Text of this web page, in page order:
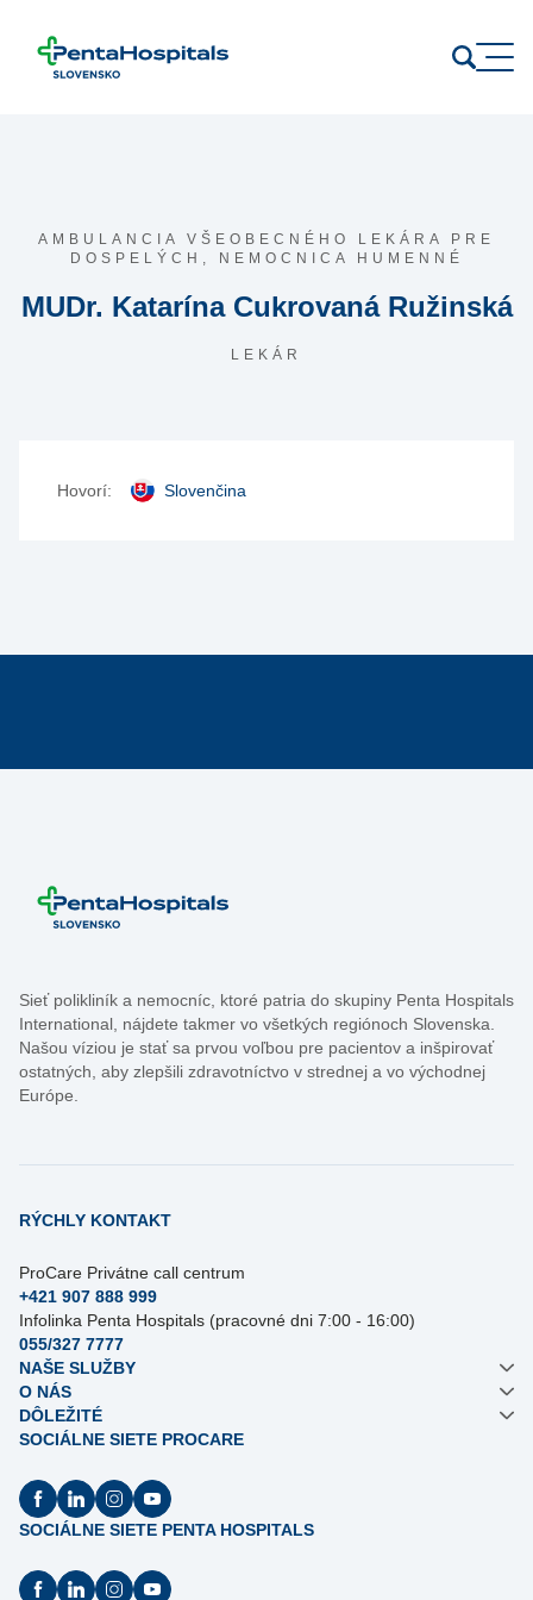
AMBULANCIA VŠEOBECNÉHO LEKÁRA PRE
DOSPELÝCH,
NEMOCNICA HUMENNÉ
MUDr. Katarína Cukrovaná Ružinská
LEKÁR
Hovorí: Slovenčina
Sieť polikliník a nemocníc, ktoré patria do skupiny Penta Hospitals
International, nájdete takmer vo všetkých regiónoch Slovenska.
Našou víziou je stať sa prvou voľbou pre pacientov a inšpirovať
ostatných, aby zlepšili zdravotníctvo v strednej a vo východnej
Európe.
RÝCHLY KONTAKT
ProCare Privátne call centrum
+421 907 888 999
Infolinka Penta Hospitals (pracovné dni 7:00 - 16:00)
055/327 7777
NAŠE SLUŽBY
O NÁS
DÔLEŽITÉ
SOCIÁLNE SIETE PROCARE
SOCIÁLNE SIETE PENTA HOSPITALS